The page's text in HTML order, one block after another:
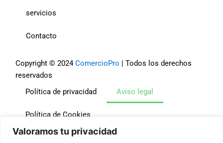
Valoramos tu privacidad
servicios
Contacto
Copyright © 2024ComercioPro | Todos los derechos
reservados
Política de privacidad
Aviso legal
Política de Cookies